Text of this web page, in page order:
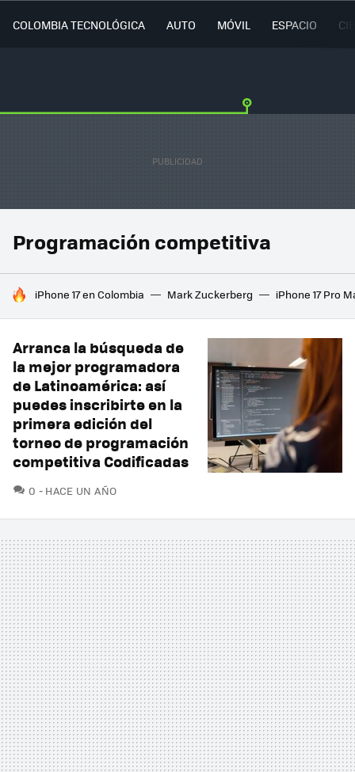
COLOMBIA TECNOLÓGICA AUTO MÓVIL ESPACIO
Programación competitiva
HOY SE HABLA DE
iPhone 17 en Colombia Mark Zuckerberg iPhone 17 Pro
Arranca la búsqueda de
la mejor programadora
de Latinoamérica: así
puedes inscribirte en la
primera edición del
torneo de programación
competitiva Codificadas
0 COMENTARIOS
HACE UN AÑO